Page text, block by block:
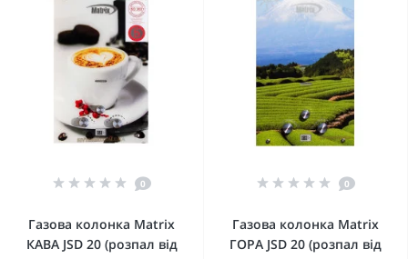
0
Газова колонка Matrix
КАВА JSD 20 (розпал від
0
Газова колонка Matrix
ГОРА JSD 20 (розпал від